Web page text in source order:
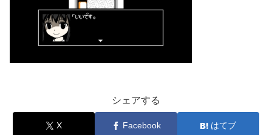
シェアする
X Facebook はてブ